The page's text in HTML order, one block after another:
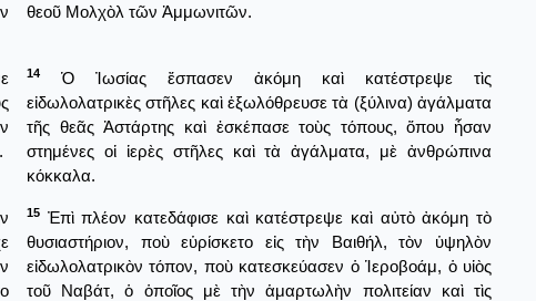
θεοῦ Μολχὸλ τῶν Ἀμμωνιτῶν.
14
Ὁ Ἰωσίας ἔσπασεν ἀκόμη καὶ κατέστρεψε τὶς
εἰδωλολατρικὲς στῆλες καὶ ἐξωλόθρευσε τὰ (ξύλινα) ἀγάλματα
τῆς θεᾶς Ἀστάρτης καὶ ἐσκέπασε τοὺς τόπους, ὅπου ἦσαν
στημένες οἱ ἱερὲς στῆλες καὶ τὰ ἀγάλματα, μὲ ἀνθρώπινα
κόκκαλα.
15 Ἐπὶ πλέον κατεδάφισε καὶ κατέστρεψε καὶ αὐτὸ ἀκόμη τὸ
θυσιαστήριον, ποὺ εὑρίσκετο εἰς τὴν Βαιθήλ, τὸν ὑψηλὸν
εἰδωλολατρικὸν τόπον, ποὺ κατεσκεύασεν ὁ Ἱεροβοάμ, ὁ υἱὸς
τοῦ Ναβάτ, ὁ ὁποῖος μὲ τὴν ἁμαρτωλὴν πολιτείαν καὶ τὶς